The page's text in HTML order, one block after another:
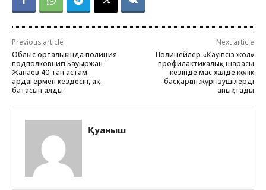
Previous article
Облыс орталығында полиция
подполковнигі Бауыржан
Жанаев 40-тан астам
ардагермен кездесіп, ақ
батасын алды
Next article
Полицейлер «Қауіпсіз жол»
профилактикалық шарасы
кезінде мас халде көлік
басқарған жүргізушілерді
анықтады
Қуаныш